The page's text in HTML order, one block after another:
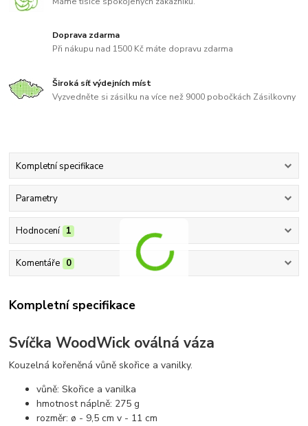
Doprava zdarma
Při nákupu nad 1500 Kč máte dopravu zdarma
Široká síť výdejních míst
Vyzvedněte si zásilku na více než 9000 pobočkách Zásilkovny
Kompletní specifikace
Parametry
Hodnocení 1
Komentáře 0
Kompletní specifikace
Svíčka WoodWick oválná váza
Kouzelná kořeněná vůně skořice a vanilky.
vůně: Skořice a vanilka
hmotnost náplně: 275 g
rozměr: ø - 9,5 cm v - 11 cm